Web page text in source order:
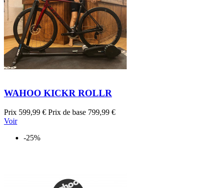
WAHOO KICKR ROLLR
Prix 599,99 € Prix de base 799,99 €
Voir
-25%